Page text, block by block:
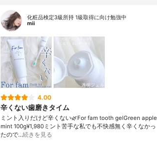
化粧品検定3級所持 1級取得に向け勉強中
mii
4.00
辛くない歯磨きタイム
ミント入りだけど辛くない🌿For fam tooth gelGreen apple
mint 100g¥1,980ミント苦手な私でも不快感無く辛くなかっ
たので…続きを見る